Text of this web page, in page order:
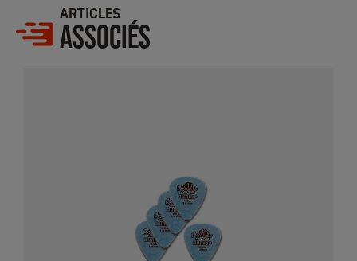
ARTICLES
ASSOCIÉS